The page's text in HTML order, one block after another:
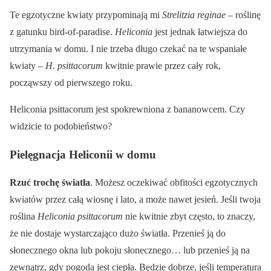
Te egzotyczne kwiaty przypominają mi Strelitzia reginae – roślinę
z gatunku bird-of-paradise. Heliconia jest jednak łatwiejsza do
utrzymania w domu. I nie trzeba długo czekać na te wspaniałe
kwiaty – H. psittacorum kwitnie prawie przez cały rok,
począwszy od pierwszego roku.
Heliconia psittacorum jest spokrewniona z bananowcem. Czy
widzicie to podobieństwo?
Pielęgnacja Heliconii w domu
Rzuć trochę światła. Możesz oczekiwać obfitości egzotycznych
kwiatów przez całą wiosnę i lato, a może nawet jesień. Jeśli twoja
roślina Heliconia psittacorum nie kwitnie zbyt często, to znaczy,
że nie dostaje wystarczająco dużo światła. Przenieś ją do
słonecznego okna lub pokoju słonecznego… lub przenieś ją na
zewnątrz, gdy pogoda jest ciepła. Będzie dobrze, jeśli temperatura